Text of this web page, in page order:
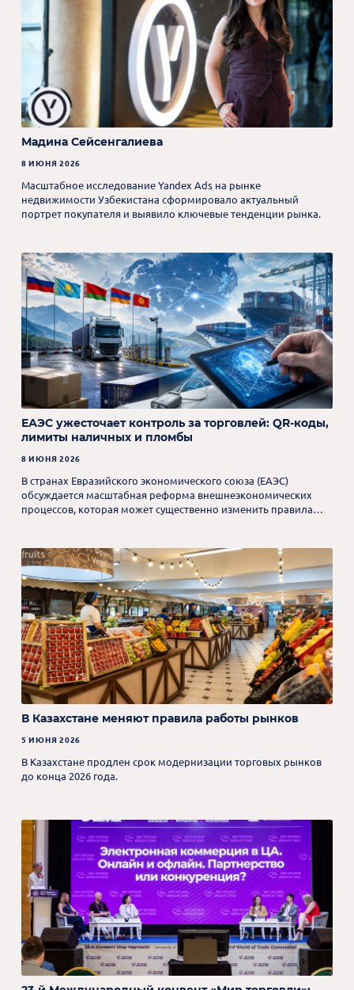
Мадина Сейсенгалиева
8 ИЮНЯ 2026
Масштабное исследование Yandex Ads на рынке
недвижимости Узбекистана сформировало актуальный
портрет покупателя и выявило ключевые тенденции рынка.
ЕАЭС ужесточает контроль за торговлей: QR-коды,
лимиты наличных и пломбы
8 ИЮНЯ 2026
В странах Евразийского экономического союза (ЕАЭС)
обсуждается масштабная реформа внешнеэкономических
процессов, которая может существенно изменить правила
В Казахстане меняют правила работы рынков
5 ИЮНЯ 2026
В Казахстане продлен срок модернизации торговых рынков
до конца 2026 года.